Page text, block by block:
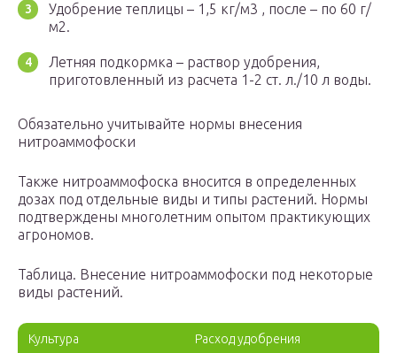
Удобрение теплицы – 1,5 кг/м3 , после – по 60 г/
м2.
Летняя подкормка – раствор удобрения,
приготовленный из расчета 1-2 ст. л./10 л воды.
Обязательно учитывайте нормы внесения
нитроаммофоски
Также нитроаммофоска вносится в определенных
дозах под отдельные виды и типы растений. Нормы
подтверждены многолетним опытом практикующих
агрономов.
Таблица. Внесение нитроаммофоски под некоторые
виды растений.
Культура Расход удобрения